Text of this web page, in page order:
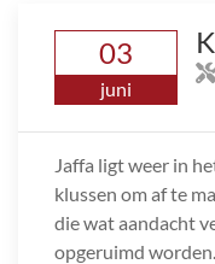
03
juni
Jaffa ligt weer in
klussen om af te
die wat aandacht
opgeruimd worden.